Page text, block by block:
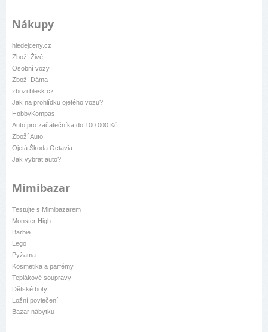
Nákupy
hledejceny.cz
Zboží Živě
Osobní vozy
Zboží Dáma
zbozi.blesk.cz
Jak na prohlídku ojetého vozu?
HobbyKompas
Auto pro začátečníka do 100 000 Kč
Zboží Auto
Ojetá Škoda Octavia
Jak vybrat auto?
Mimibazar
Testujte s Mimibazarem
Monster High
Barbie
Lego
Pyžama
Kosmetika a parfémy
Teplákové soupravy
Dětské boty
Ložní povlečení
Bazar nábytku